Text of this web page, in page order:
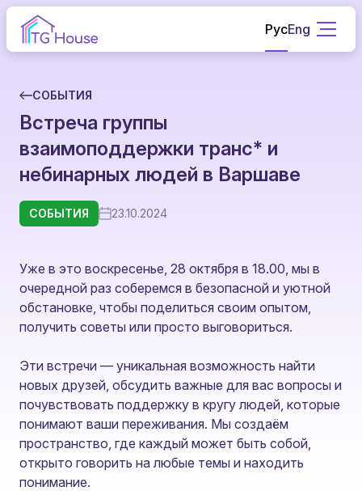
РусEng
СОБЫТИЯ
Встреча группы
взаимоподдержки транс* и
небинарных людей в Варшаве
СОБЫТИЯ 23.10.2024
Уже в это воскресенье, 28 октября в 18.00, мы в
очередной раз соберемся в безопасной и уютной
обстановке, чтобы поделиться своим опытом,
получить советы или просто выговориться.
Эти встречи — уникальная возможность найти
новых друзей, обсудить важные для вас вопросы и
почувствовать поддержку в кругу людей, которые
понимают ваши переживания. Мы создаём
пространство, где каждый может быть собой,
открыто говорить на любые темы и находить
понимание.